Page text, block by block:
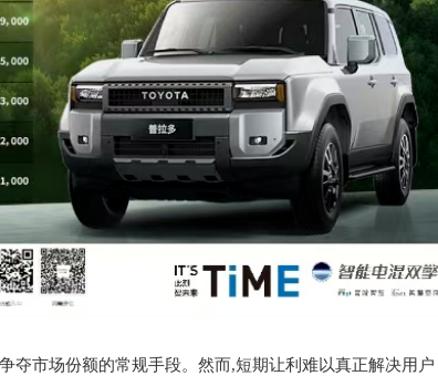
夺市场份额的常规手段。然而,短期让利难以真正解决用户